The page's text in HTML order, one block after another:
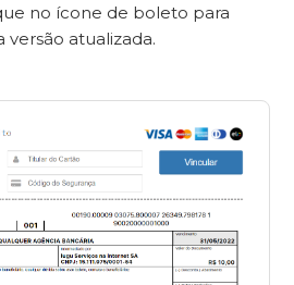
no ícone de boleto para
versão atualizada.